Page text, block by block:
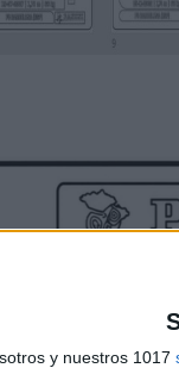
y nuestros 1017